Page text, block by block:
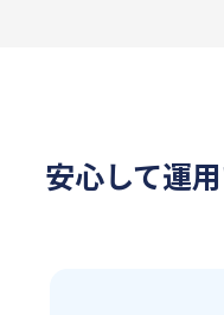
安心して運